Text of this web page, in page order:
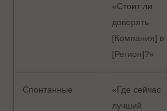
«Стоит ли
доверять
[Компания] в
[Регион]?»
Спонтанные
«Где сейчас
лучший